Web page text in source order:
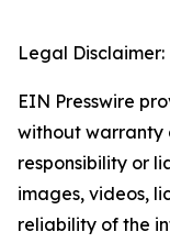
Legal Disclaimer:
EIN Presswire
without warranty
responsibility or
images, videos,
reliability of the